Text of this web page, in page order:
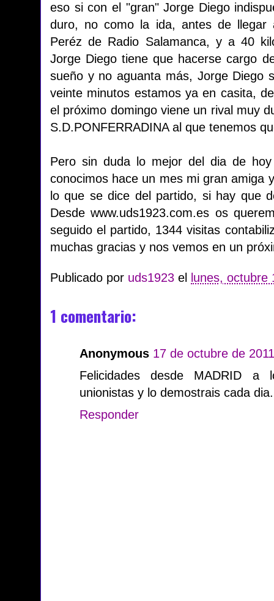
eso si con el "gran" Jorge Diego
duro, no como la ida, antes de llegar
Peréz de Radio Salamanca, y a 40
Jorge Diego tiene que hacerse cargo
sueño y no aguanta más, Jorge Diego
veinte minutos estamos ya en casita,
el próximo domingo viene un rival muy
S.D.PONFERRADINA al que tenemos
Pero sin duda lo mejor del dia de
conocimos hace un mes mi gran amiga
lo que se dice del partido, si hay que
Desde www.uds1923.com.es os
seguido el partido, 1344 visitas
muchas gracias y nos vemos en un
Publicado por uds1923 el lunes, octubre
1 comentario:
Anonymous 17 de octubre de
Felicidades desde MADRID a
unionistas y lo demostrais cada
Responder